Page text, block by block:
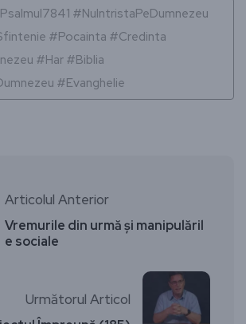
#NuIntristaPeDumnezeu
#Pocainta #Credinta
#Har #Biblia
#Evanghelie
Articolul Anterior
Vremurile din urmă și manipulăril
e sociale
Următorul Articol